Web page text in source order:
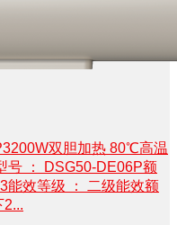
双胆加热 80℃高温
号 ： DSG50-DE06P额
能效等级 ： 二级能效额
2...